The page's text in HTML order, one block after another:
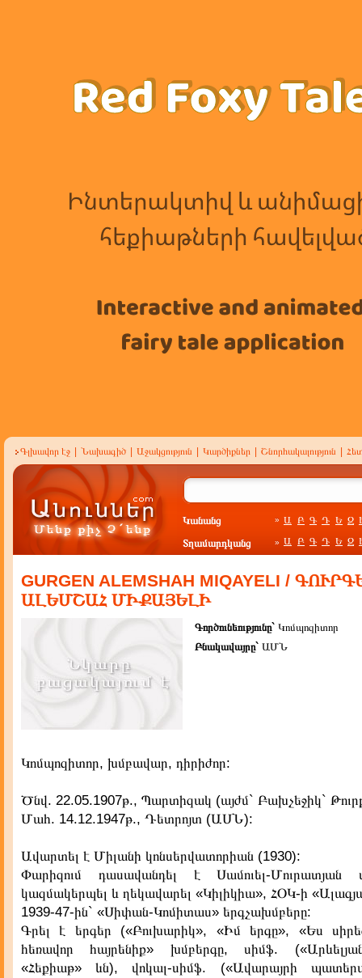
Գլխավոր էջ Նախագիծ Աջակցություն Կարծիքներ Շնորհակալություն
Կանանց » Ա Բ Գ Դ Ե Զ
Տղամարդկանց » Ա Բ Գ Դ Ե Զ
GURGEN ALEMSHAH MIQAYELI /
ԱԼԵՄՇԱՀ ՄԻՔԱՅԵԼԻ
Գործունեությունը` Կոմպոզիտոր
Բնակավայրը` ԱՄՆ
Կոմպոզիտոր, խմբավար, դիրիժոր:
Ծնվ. 22.05.1907թ., Պարտիզակ (այժմ` Բախչեջիկ`
Մահ. 14.12.1947թ., Դետրոյտ (ԱՍՆ):
Ավարտել է Միլանի կոնսերվատորիան (1930):
Փարիզում դասավանդել է Սամուել-Մուրատյան
կազմակերպել և ղեկավարել «Կիլիկիա», ՀՕԿ-ի
1939-47-ին` «Սիփան-Կոմիտաս» երգչախմբերը:
Գրել է երգեր («Բուխարիկ», «Իմ երգը», «Ես
հեռավոր հայրենիք» խմբերգը, սիմֆ.
«Հեքիաթ» ևն), վոկալ-սիմֆ. («Ավարայրի